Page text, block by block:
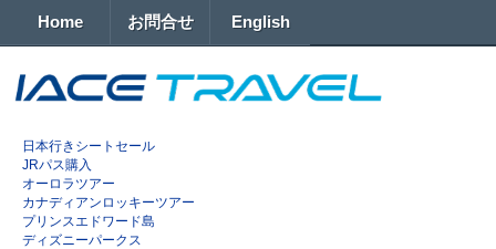
Home お問合せ English
日本行きシートセール
JRパス購入
オーロラツアー
カナディアンロッキーツアー
プリンスエドワード島
ディズニーパークス